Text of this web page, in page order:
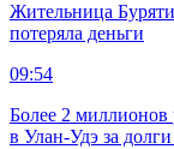
Жительница
потеряла деньги
09:54
Более 2 миллионов
в Улан-Удэ за